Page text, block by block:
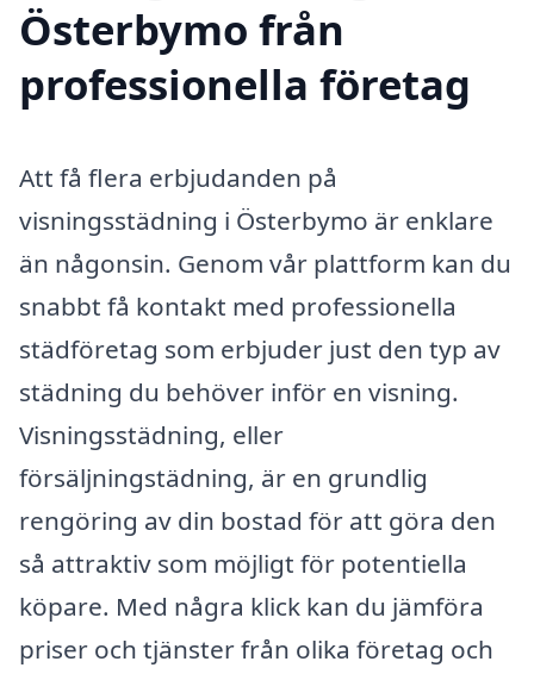
Österbymo från
professionella företag
Att få flera erbjudanden på
visningsstädning i Österbymo är enklare
än någonsin. Genom vår plattform kan du
snabbt få kontakt med professionella
städföretag som erbjuder just den typ av
städning du behöver inför en visning.
Visningsstädning, eller
försäljningstädning, är en grundlig
rengöring av din bostad för att göra den
så attraktiv som möjligt för potentiella
köpare. Med några klick kan du jämföra
priser och tjänster från olika företag och